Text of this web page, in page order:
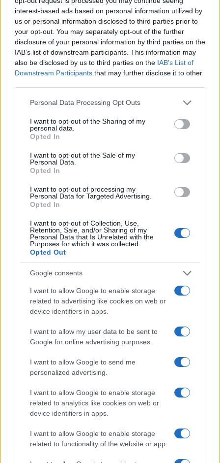
interest-based ads based on personal information utilized by
us or personal information disclosed to third parties prior to
your opt-out. You may separately opt-out of the further
disclosure of your personal information by third parties on the
IAB’s list of downstream participants. This information may
also be disclosed by us to third parties on the IAB’s List of
Downstream Participants that may further disclose it to other
Please note that this website/app uses one or more Google
not limited to your visit or usage behaviour. You may click to
grant or deny consent to Google and its third-party tags to
use your data for below specified purposes in below Google
consent section.
Personal Data Processing Opt Outs
I want to opt-out of the Sharing of my
personal data.
Opted In
I want to opt-out of the Sale of my
Personal Data.
Opted In
I want to opt-out of processing my
Personal Data for Targeted Advertising.
Opted In
I want to opt-out of Collection, Use,
Retention, Sale, and/or Sharing of my
Personal Data that Is Unrelated with the
Purposes for which it was collected.
Opted Out
Google consents
I want to allow Google to enable storage
related to advertising like cookies on web or
device identifiers in apps.
I want to allow my user data to be sent to
Google for online advertising purposes.
I want to allow Google to send me
personalized advertising.
I want to allow Google to enable storage
related to analytics like cookies on web or
device identifiers in apps.
I want to allow Google to enable storage
related to functionality of the website or app.
TEMI: Calcio Sardegna
Covid Sardegna
Covid-19
Figc Lnd
Notizie in tempo reale?
Entra nel canale telegram di
GalluraOggi.it
Inviaci le tue segnalazioni,
Su WhatsApp al numero +39
345 356 7512
Ricevi le nostre ultime news